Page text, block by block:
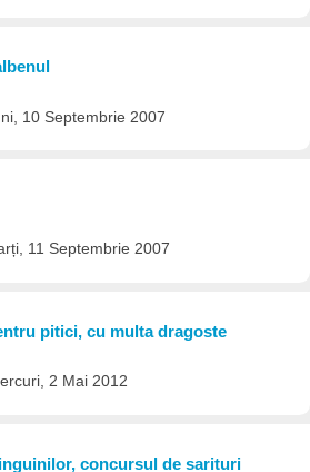
10 Septembrie 2007
11 Septembrie 2007
pitici, cu multa dragoste
2 Mai 2012
concursul de sarituri